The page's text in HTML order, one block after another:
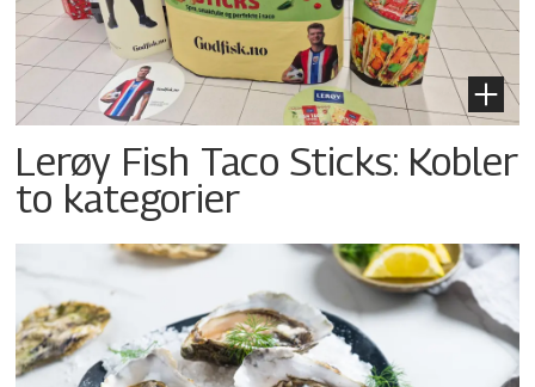
Lerøy Fish Taco Sticks: Kobler
to kategorier